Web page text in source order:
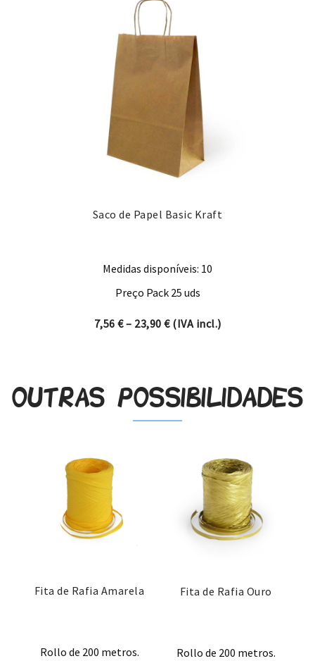
Saco de Papel Basic Kraft
Medidas disponíveis: 10
Preço Pack 25 uds
7,56 €– 23,90 €Price range: 7,56 € through
(IVA incl.)
Outras possibilidades
Fita de Rafia Amarela
Rollo de 200 metros.
Fita de Rafia Ouro
Rollo de 200 metros.